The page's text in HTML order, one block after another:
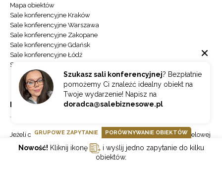
Szukasz sali konferencyjnej? Bezpłatnie
pomożemy Ci znaleźć idealny obiekt na
Twoje wydarzenie! Napisz na
doradca@salebiznesowe.pl
Mapa obiektów
Sale konferencyjne Kraków
Sale konferencyjne Warszawa
Sale konferencyjne Zakopane
Sale konferencyjne Gdańsk
Sale konferencyjne Łódź
Sale konferencyjne Wrocław
NEWSLETTER
Jeżeli chcesz otrzymywać najnowsze informacje o branży hotelowej
zapisz się do naszego newslettera.
GRUPOWE ZAPYTANIE PORÓWNYWANIE OBIEKTÓW
Nowość! Kliknij ikonę
i wyślij jedno zapytanie do kilku
obiektów.